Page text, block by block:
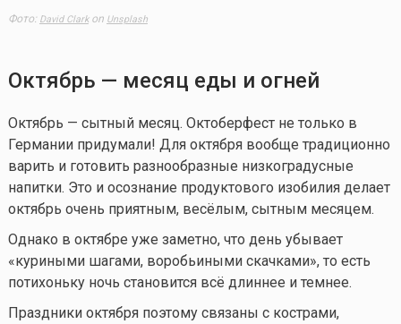
Фото: David Clarkon Unsplash
Октябрь — месяц еды и огней
Октябрь — сытный месяц. Октоберфест не только в
Германии придумали! Для октября вообще традиционно
варить и готовить разнообразные низкоградусные
напитки. Это и осознание продуктового изобилия делает
октябрь очень приятным, весёлым, сытным месяцем.
Однако в октябре уже заметно, что день убывает
«куриными шагами, воробьиными скачками», то есть
потихоньку ночь становится всё длиннее и темнее.
Праздники октября поэтому связаны с кострами,